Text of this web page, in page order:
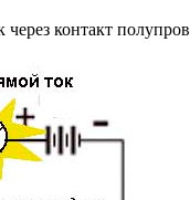
через контакт